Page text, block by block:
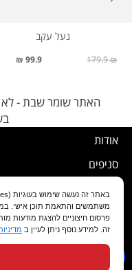
נעל עקב
99.9 ₪ 179.9 ₪
האתר שומר שבת - לא
אודות
סניפים
שירות לקוחות
מועדון לקוחות
משתמשים והתאמת תוכן אישי.
פרסום חיצוניים להצגת מודעות
זה. למידע נוסף ניתן לעיין ב